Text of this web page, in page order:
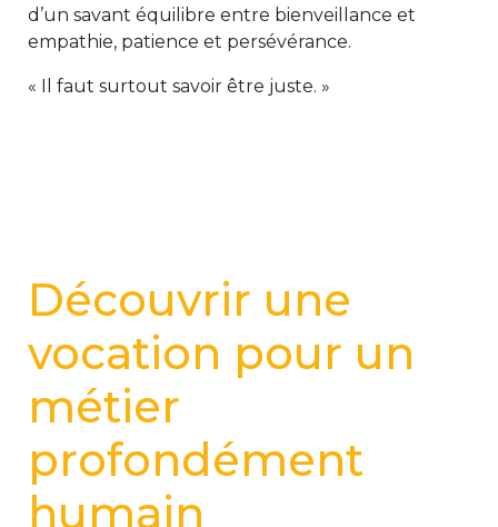
d’un savant équilibre entre bienveillance et
empathie, patience et persévérance.
« Il faut surtout savoir être juste. »
Découvrir une
vocation pour un
métier
profondément
humain